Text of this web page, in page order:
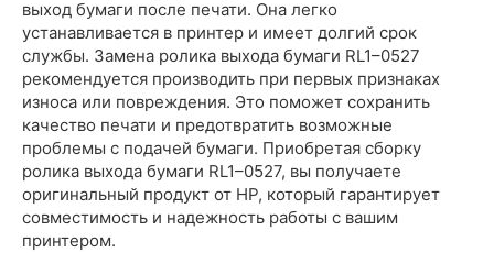
выход бумаги после печати. Она легко
устанавливается в принтер и имеет долгий срок
службы. Замена ролика выхода бумаги RL1–0527
рекомендуется производить при первых признаках
износа или повреждения. Это поможет сохранить
качество печати и предотвратить возможные
проблемы с подачей бумаги. Приобретая сборку
ролика выхода бумаги RL1–0527, вы получаете
оригинальный продукт от HP, который гарантирует
совместимость и надежность работы с вашим
принтером.